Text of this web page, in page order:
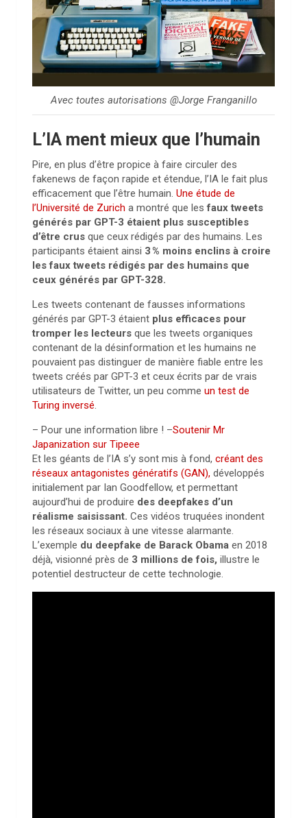
Avec toutes autorisations @Jorge Franganillo
L’IA ment mieux que l’humain
Pire, en plus d’être propice à faire circuler des
fakenews de façon rapide et étendue, l’IA le fait plus
efficacement que l’être humain. Une étude de
l’Université de Zurich a montré que lesfaux tweets
générés par GPT-3 étaient plus susceptibles
d’être crus que ceux rédigés par des humains. Les
participants étaient ainsi 3 % moins enclins à croire
les faux tweets rédigés par des humains que
ceux générés par GPT-328.
Les tweets contenant de fausses informations
générés par GPT-3 étaient plus efficaces pour
tromper les lecteurs que les tweets organiques
contenant de la désinformation et les humains ne
pouvaient pas distinguer de manière fiable entre les
tweets créés par GPT-3 et ceux écrits par de vrais
utilisateurs de Twitter, un peu comme un test de
Turing inversé.
– Pour une information libre ! –Soutenir Mr
Japanization sur Tipeee
Et les géants de l’IA s’y sont mis à fond, créant des
réseaux antagonistes génératifs (GAN), développés
initialement par Ian Goodfellow, et permettant
aujourd’hui de produire des deepfakes d’un
réalisme saisissant. Ces vidéos truquées inondent
les réseaux sociaux à une vitesse alarmante.
L’exemple du deepfake de Barack Obama en 2018
déjà, visionné près de 3 millions de fois, illustre le
potentiel destructeur de cette technologie.